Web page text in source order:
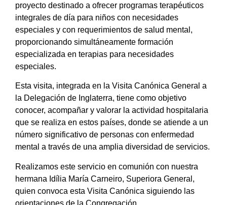
proyecto destinado a ofrecer programas terapéuticos
integrales de día para niños con necesidades
especiales y con requerimientos de salud mental,
proporcionando simultáneamente formación
especializada en terapias para necesidades
especiales.
Esta visita, integrada en la Visita Canónica General a
la Delegación de Inglaterra, tiene como objetivo
conocer, acompañar y valorar la actividad hospitalaria
que se realiza en estos países, donde se atiende a un
número significativo de personas con enfermedad
mental a través de una amplia diversidad de servicios.
Realizamos este servicio en comunión con nuestra
hermana Idília María Carneiro, Superiora General,
quien convoca esta Visita Canónica siguiendo las
orientaciones de la Congregación.